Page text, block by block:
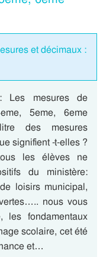
et décimaux :
Les mesures de
5eme, 6eme
des mesures
signifient -t-elles ?
les élèves ne
du ministère:
loisirs municipal,
nous vous
les fondamentaux
scolaire, cet été
et…